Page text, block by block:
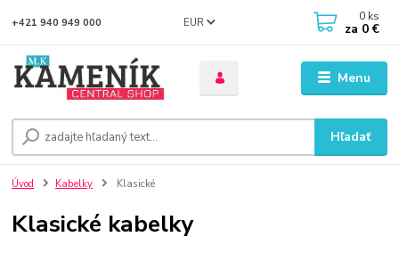
Menu
EUR
Hľadať
+421 940 949 000 0 ks
za 0 €
Úvod Kabelky Klasické
Klasické kabelky